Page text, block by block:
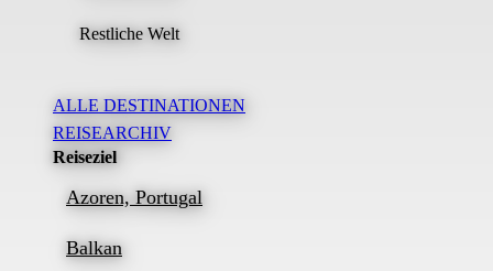
Restliche Welt
ALLE DESTINATIONEN
REISEARCHIV
Reiseziel
Azoren, Portugal
Balkan